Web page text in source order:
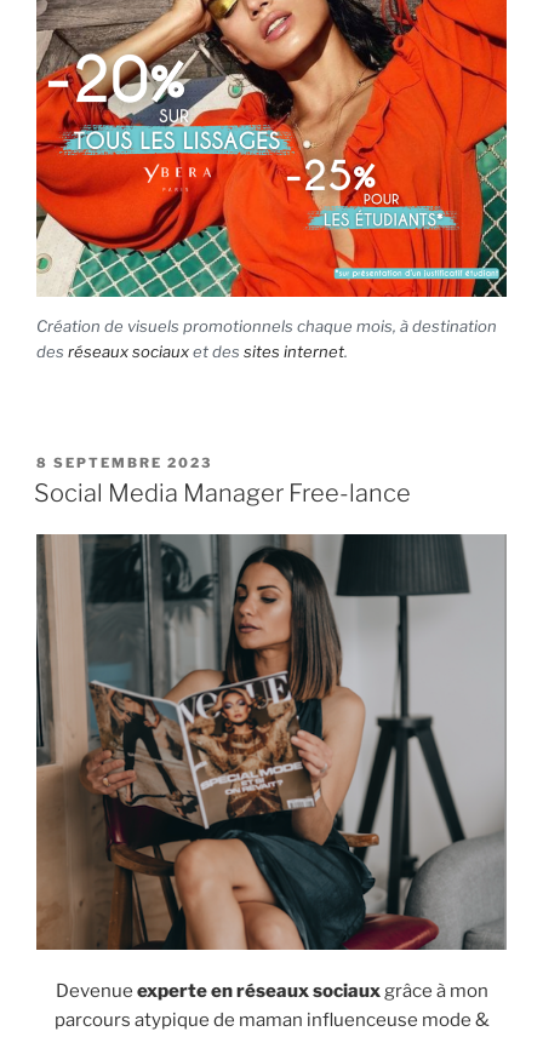
Création de visuels promotionnels chaque mois, à destination
des réseaux sociauxet des sites internet.
PUBLIÉ
LE
8 SEPTEMBRE 2023
Social Media Manager Free-lance
Devenue experte en réseaux sociauxgrâce à mon
parcours atypique de maman influenceuse mode &